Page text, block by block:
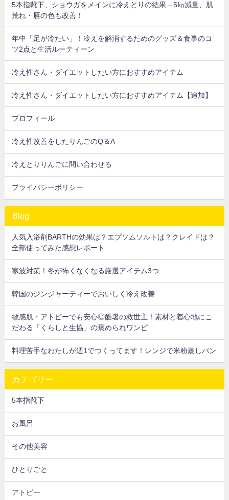
5本指靴下、ショウガをメインに冷えとりの結果→5㎏減量、肌
荒れ・唇の色も改善！
年中「足が冷たい」！冷えを解消するためのグッズ＆食事のコ
ツ2点と生活ルーティーン
冷え性さん・ダイエットしたい方におすすめアイテム
冷え性さん・ダイエットしたい方におすすめアイテム【追加】
プロフィール
冷え性改善をしたりんごのQ＆A
冷えとりりんごに問い合わせる
プライバシーポリシー
Blog
人気入浴剤BARTHの効果は？エプソムソルトは？クレイドは？
全部使ってみた感想レポート
寒波対策！冬が怖くなくなる厳選アイテム3つ
韓国のジンジャーティーでおいしく冷え改善
敏感肌・アトピーでも安心◎酷暑の救世主！素材と着心地にこ
だわる「くらしと生協」の褒められワンピ
料理苦手なわたしが週1でつくってます！レンジで米粉蒸しパン
カテゴリー
5本指靴下
お風呂
その他美容
ひとりごと
アトピー